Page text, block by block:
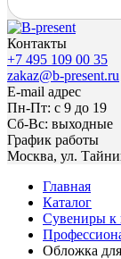
Контакты
+7 495 109 00 35
zakaz@b-present.ru
E-mail адрес
Пн-Пт: с 9 до 19
Сб-Вс: выходные
График работы
Москва, ул.
Главная
Каталог
Сувениры к
Обложка для